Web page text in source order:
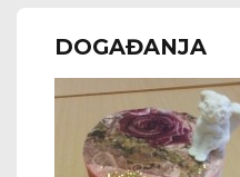
DOGAĐANJA